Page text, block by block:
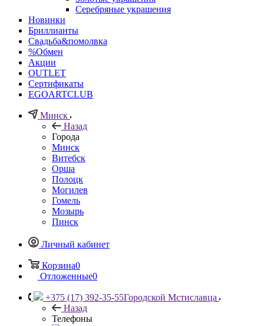
Серебряные украшения
Новинки
Бриллианты
Свадьба&помолвка
%Обмен
Акции
OUTLET
Сертификаты
EGOARTCLUB
Минск
Назад
Города
Минск
Витебск
Орша
Полоцк
Могилев
Гомель
Мозырь
Пинск
Личный кабинет
Корзина0
Отложенные0
+375 (17) 392-35-55Городской Мстиславца
Назад
Телефоны